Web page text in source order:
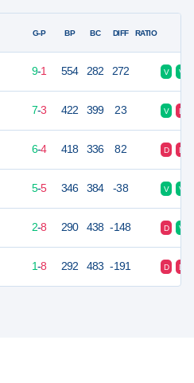
G-P BP BC DIFF RATIO
9-1 554 282 272 V V
7-3 422 399 23 V D
6-4 418 336 82 D D
5-5 346 384 -38 V V
2-8 290 438 -148 D V
1-8 292 483 -191 D D